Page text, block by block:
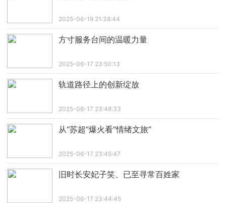
2025-06-19 21:38:44
方寸服务台间的温暖力量
2025-06-17 23:50:13
轨道路径上的创新绽放
2025-06-17 23:48:33
从“苏超”爆火看“情绪文旅”
2025-06-17 23:45:47
旧时长安妃子笑、已至寻常百姓家
2025-06-17 23:44:45